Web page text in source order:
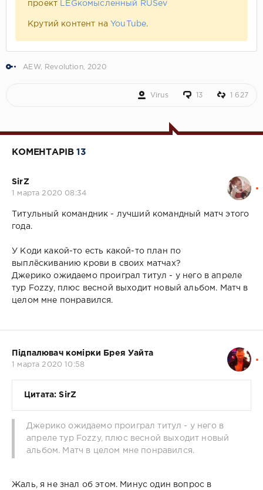
проект
LEGкомысленный RUSev
Крутий контент на YouTube.
AEW, Revolution, 2020
Virus 13 1 627
КОМЕНТАРІВ13
SirZ
1 марта 2020 08:34
Титульный командник - лучший командный матч этого
года.
У Коди какой-то есть какой-то план по
выплёскиванию крови в своих матчах?
Джерико ожидаемо проиграл титул - у него в апреле
тур Fozzy, плюс весной выходит новый альбом. Матч в
целом мне понравился.
Підпалювач комірки Брея Уайта
1 марта 2020 10:58
Цитата: SirZ
Джерико ожидаемо проиграл титул - у него в
апреле тур Fozzy, плюс весной выходит новый
альбом. Матч в целом мне понравился.
Жаль, я не знал об этом. Минус один вопрос в